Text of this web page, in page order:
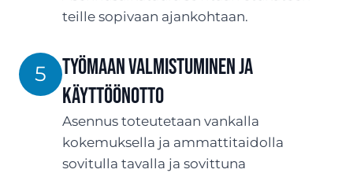
teille sopivaan ajankohtaan.
5
Työmaan valmistuminen ja
käyttöönotto
Asennus toteutetaan vankalla
kokemuksella ja ammattitaidolla
sovitulla tavalla ja sovittuna